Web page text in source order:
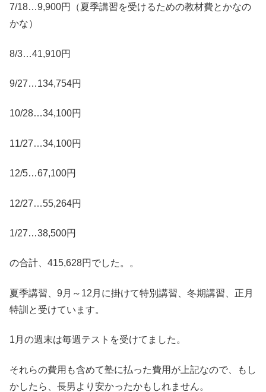
7/18…9,900円（夏季講習を受けるための教材費とかなの
かな）
8/3…41,910円
9/27…134,754円
10/28…34,100円
11/27…34,100円
12/5…67,100円
12/27…55,264円
1/27…38,500円
の合計、415,628円でした。。
夏季講習、9月～12月に掛けて特別講習、冬期講習、正月
特訓と受けています。
1月の週末は毎週テストを受けてました。
それらの費用も含めて塾に払った費用が上記なので、もし
かしたら、長男より安かったかもしれません。